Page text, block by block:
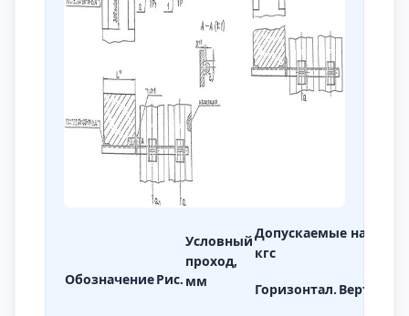
ОбозначениеРис.
Условный
проход,
мм
Допускаемые
кгс
Горизонтал.